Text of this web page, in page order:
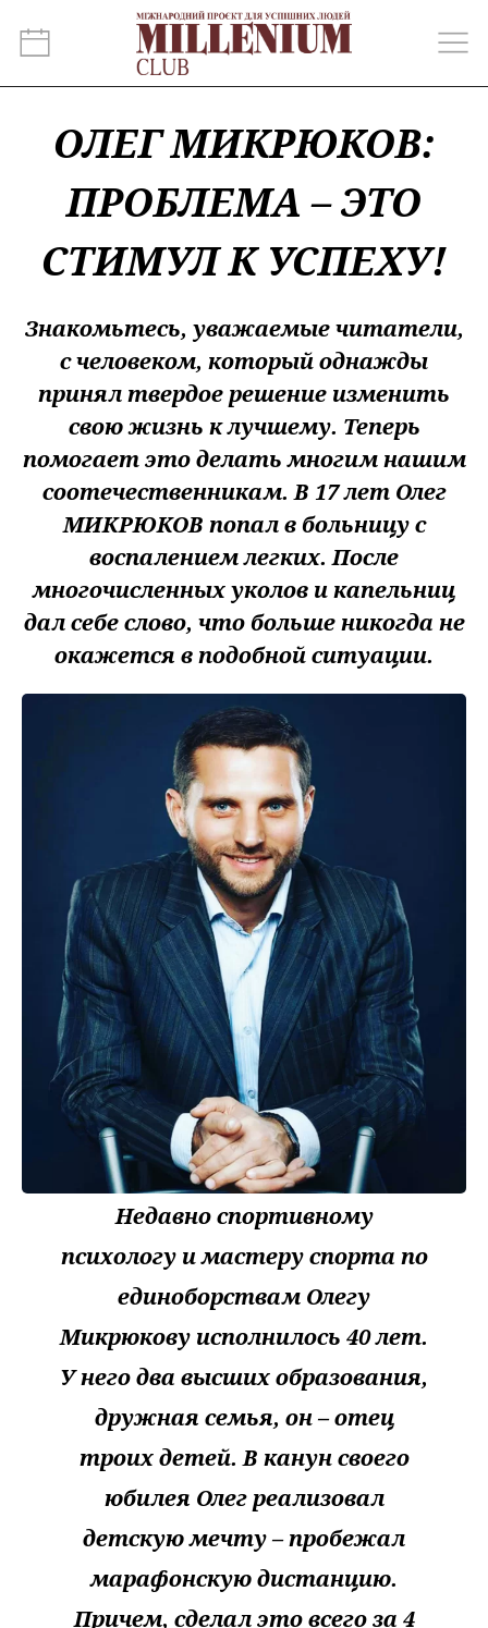
ОЛЕГ МИКРЮКОВ:
ПРОБЛЕМА – ЭТО
СТИМУЛ К УСПЕХУ!
Знакомьтесь, уважаемые читатели,
с человеком, который однажды
принял твердое решение изменить
свою жизнь к лучшему. Теперь
помогает это делать многим нашим
соотечественникам. В 17 лет Олег
МИКРЮКОВ попал в больницу с
воспалением легких. После
многочисленных уколов и капельниц
дал себе слово, что больше никогда не
окажется в подобной ситуации.
Недавно спортивному
психологу и мастеру спорта по
единоборствам Олегу
Микрюкову исполнилось 40 лет.
У него два высших образования,
дружная семья, он – отец
троих детей. В канун своего
юбилея Олег реализовал
детскую мечту – пробежал
марафонскую дистанцию.
Причем, сделал это всего за 4